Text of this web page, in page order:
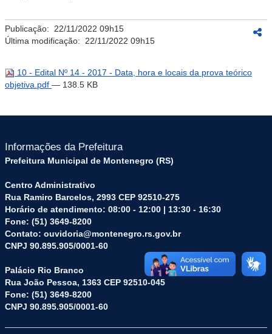
Publicação: 22/11/2022 09h15
Última modificação: 22/11/2022 09h15
10 - Edital Nº 14 - 2017 - Data, hora e locais da prova teórico
objetiva.pdf — 138.5 KB
Informações da Prefeitura
Prefeitura Municipal de Montenegro (RS)
Centro Administrativo
Rua Ramiro Barcelos, 2993 CEP 92510-275
Horário de atendimento: 08:00 - 12:00 | 13:30 - 16:30
Fone: (51) 3649-8200
Contato: ouvidoria@montenegro.rs.gov.br
CNPJ 90.895.905/0001-60
Palácio Rio Branco
Rua João Pessoa, 1363 CEP 92510-045
Fone: (51) 3649-8200
CNPJ 90.895.905/0001-60